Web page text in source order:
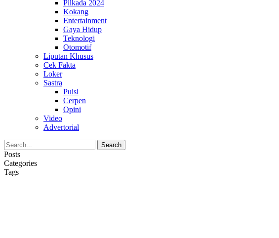
Pilkada 2024
Kokang
Entertainment
Gaya Hidup
Teknologi
Otomotif
Liputan Khusus
Cek Fakta
Loker
Sastra
Puisi
Cerpen
Opini
Video
Advertorial
Posts
Categories
Tags